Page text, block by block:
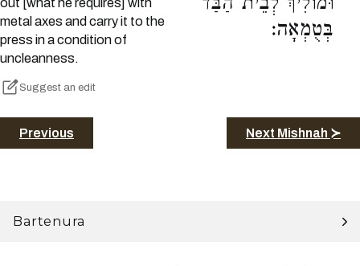
out [what he requires] with
metal axes and carry it to the
press in a condition of
uncleanness.
Suggest an edit
בְּטֻמְאָה:
Previous Next Mishnah ≻
Bartenura